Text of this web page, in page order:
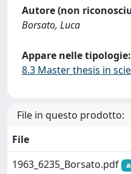
Autore (non
Borsato, Luca
Appare nelle tipologie:
8.3 Master thesis in
File in questo prodotto:
File
1963_6235_Borsato.pdf